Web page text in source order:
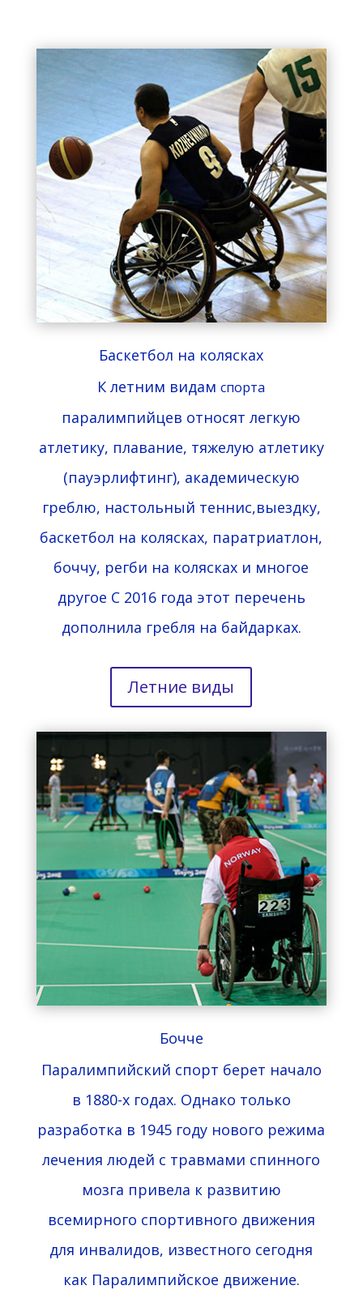
Баскетбол на колясках
К летним видамспорта
паралимпийцев относят легкую
атлетику, плавание, тяжелую атлетику
(пауэрлифтинг), академическую
греблю, настольный теннис,выездку,
баскетбол на колясках, паратриатлон,
боччу, регби на колясках и многое
другое С 2016 года этот перечень
дополнила гребля на байдарках.
Летние виды
Бочче
Паралимпийский спорт берет начало
в 1880-х годах. Однако только
разработка в 1945 году нового режима
лечения людей с травмами спинного
мозга привела к развитию
всемирного спортивного движения
для инвалидов, известного сегодня
как Паралимпийское движение.